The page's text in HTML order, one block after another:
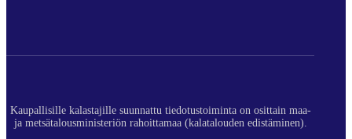
Kaupallisille kalastajille suunnattu tiedotustoiminta on osittain maa-
ja metsätalousministeriön rahoittamaa (kalatalouden edistäminen).